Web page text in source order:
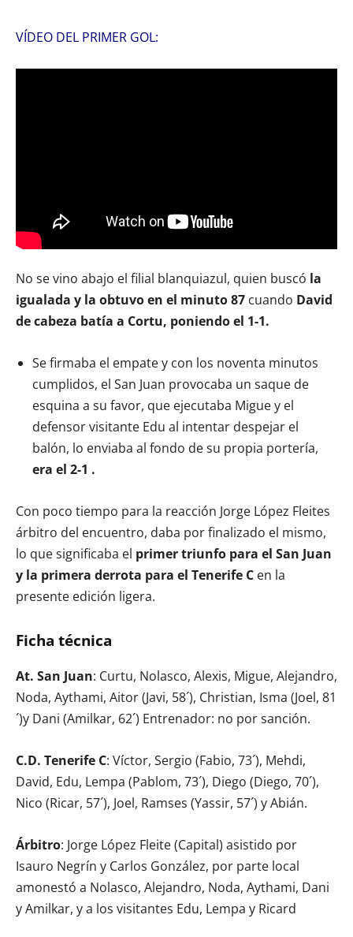
VÍDEO DEL PRIMER GOL:
No se vino abajo el filial blanquiazul, quien buscó la
igualada y la obtuvo en el minuto 87 cuando David
de cabeza batía a Cortu, poniendo el 1-1.
Se firmaba el empate y con los noventa minutos
cumplidos, el San Juan provocaba un saque de
esquina a su favor, que ejecutaba Migue y el
defensor visitante Edu al intentar despejar el
balón, lo enviaba al fondo de su propia portería,
era el 2-1 .
Con poco tiempo para la reacción Jorge López Fleites
árbitro del encuentro, daba por finalizado el mismo,
lo que significaba el primer triunfo para el San Juan
y la primera derrota para el Tenerife C en la
presente edición ligera.
Ficha técnica
At. San Juan: Curtu, Nolasco, Alexis, Migue, Alejandro,
Noda, Aythami, Aitor (Javi, 58´), Christian, Isma (Joel, 81
´)y Dani (Amilkar, 62´) Entrenador: no por sanción.
C.D. Tenerife C: Víctor, Sergio (Fabio, 73´), Mehdi,
David, Edu, Lempa (Pablom, 73´), Diego (Diego, 70´),
Nico (Ricar, 57´), Joel, Ramses (Yassir, 57´) y Abián.
Árbitro: Jorge López Fleite (Capital) asistido por
Isauro Negrín y Carlos González, por parte local
amonestó a Nolasco, Alejandro, Noda, Aythami, Dani
y Amilkar, y a los visitantes Edu, Lempa y Ricard